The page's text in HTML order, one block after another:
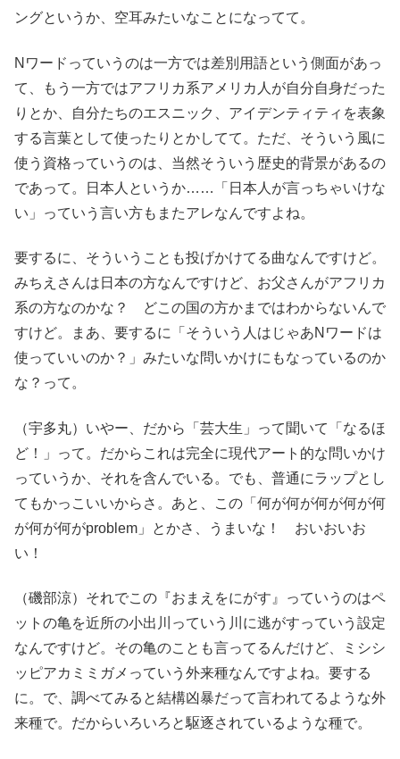
ングというか、空耳みたいなことになってて。
Nワードっていうのは一方では差別用語という側面があっ
て、もう一方ではアフリカ系アメリカ人が自分自身だった
りとか、自分たちのエスニック、アイデンティティを表象
する言葉として使ったりとかしてて。ただ、そういう風に
使う資格っていうのは、当然そういう歴史的背景があるの
であって。日本人というか……「日本人が言っちゃいけな
い」っていう言い方もまたアレなんですよね。
要するに、そういうことも投げかけてる曲なんですけど。
みちえさんは日本の方なんですけど、お父さんがアフリカ
系の方なのかな？ どこの国の方かまではわからないんで
すけど。まあ、要するに「そういう人はじゃあNワードは
使っていいのか？」みたいな問いかけにもなっているのか
な？って。
（宇多丸）いやー、だから「芸大生」って聞いて「なるほ
ど！」って。だからこれは完全に現代アート的な問いかけ
っていうか、それを含んでいる。でも、普通にラップとし
てもかっこいいからさ。あと、この「何が何が何が何が何
が何が何がproblem」とかさ、うまいな！ おいおいお
い！
（磯部涼）それでこの『おまえをにがす』っていうのはペ
ットの亀を近所の小出川っていう川に逃がすっていう設定
なんですけど。その亀のことも言ってるんだけど、ミシシ
ッピアカミミガメっていう外来種なんですよね。要する
に。で、調べてみると結構凶暴だって言われてるような外
来種で。だからいろいろと駆逐されているような種で。